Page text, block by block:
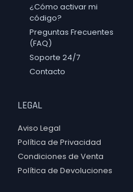
¿Cómo activar mi
código?
Preguntas Frecuentes
(FAQ)
Soporte 24/7
Contacto
LEGAL
Aviso Legal
Política de Privacidad
Condiciones de Venta
Política de Devoluciones